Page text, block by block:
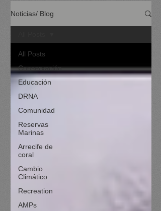
Noticias/ Blog
All Posts
Conservación
Educación
DRNA
Comunidad
Reservas
Marinas
Arrecife de
coral
Cambio
Climático
Recreation
AMPs